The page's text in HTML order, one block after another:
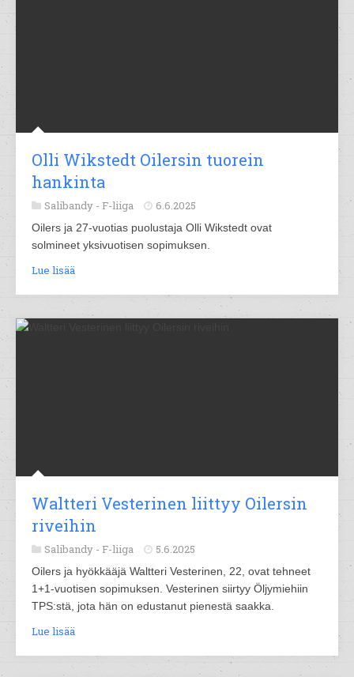
Olli Wikstedt Oilersin tuorein
hankinta
Salibandy - F-liiga 6.6.2025
Oilers ja 27-vuotias puolustaja Olli Wikstedt ovat
solmineet yksivuotisen sopimuksen.
Lue lisää
Waltteri Vesterinen liittyy Oilersin
riveihin
Salibandy - F-liiga 5.6.2025
Oilers ja hyökkääjä Waltteri Vesterinen, 22, ovat tehneet
1+1-vuotisen sopimuksen. Vesterinen siirtyy Öljymiehiin
TPS:stä, jota hän on edustanut pienestä saakka.
Lue lisää